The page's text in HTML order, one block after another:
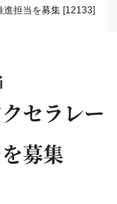
進担当を募集 [12133]
セラレー
募集